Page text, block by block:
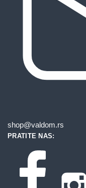
shop@valdom.rs
PRATITE NAS: